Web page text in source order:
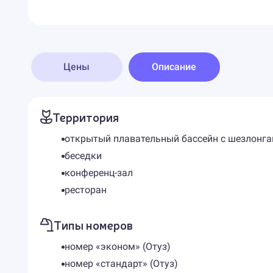
Цены Описание
Территория
открытый плавательный бассейн с
беседки
конференц-зал
ресторан
Типы номеров
номер «эконом» (Отуз)
номер «стандарт» (Отуз)